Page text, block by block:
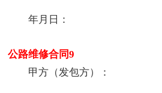
年月日：
公路维修合同9
甲方（发包方）：